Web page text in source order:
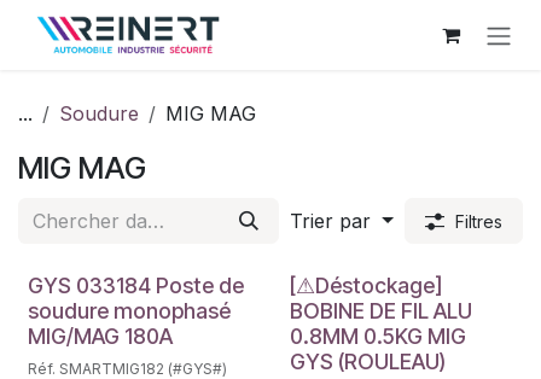
Se rendre au contenu
... Soudure MIG MAG
MIG MAG
Trier par Filtres
Déstockage
GYS 033184 Poste de
soudure monophasé
MIG/MAG 180A
Réf. SMARTMIG182 (#GYS#)
Déstockage
[⚠Déstockage]
BOBINE DE FIL ALU
0.8MM 0.5KG MIG
GYS (ROULEAU)